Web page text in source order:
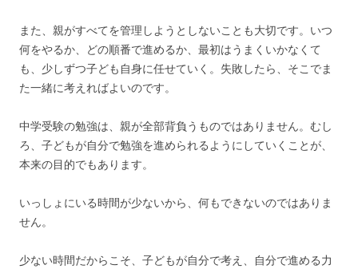
また、親がすべてを管理しようとしないことも大切です。いつ
何をやるか、どの順番で進めるか、最初はうまくいかなくて
も、少しずつ子ども自身に任せていく。失敗したら、そこでま
た一緒に考えればよいのです。
中学受験の勉強は、親が全部背負うものではありません。むし
ろ、子どもが自分で勉強を進められるようにしていくことが、
本来の目的でもあります。
いっしょにいる時間が少ないから、何もできないのではありま
せん。
少ない時間だからこそ、子どもが自分で考え、自分で進める力